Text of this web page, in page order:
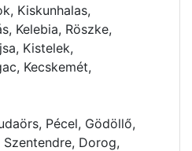
Kiskunhalas,
Kelebia, Röszke,
Kistelek,
Kecskemét,
Pécel, Gödöllő,
Dorog,